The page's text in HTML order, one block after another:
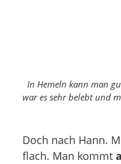
In Hemeln kann man
war es sehr belebt und
Doch nach Hann.
flach. Man kommt